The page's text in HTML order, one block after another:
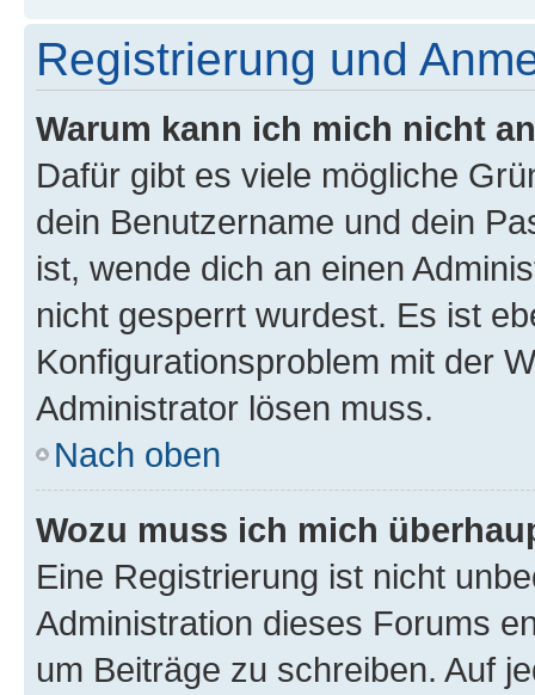
Registrierung und
Warum kann ich mich nicht
Dafür gibt es viele mögliche
dein Benutzername und dein
ist, wende dich an einen
nicht gesperrt wurdest. Es ist
Konfigurationsproblem mit der
Administrator lösen muss.
Nach oben
Wozu muss ich mich
Eine Registrierung ist nicht
Administration dieses Forums
um Beiträge zu schreiben. Auf